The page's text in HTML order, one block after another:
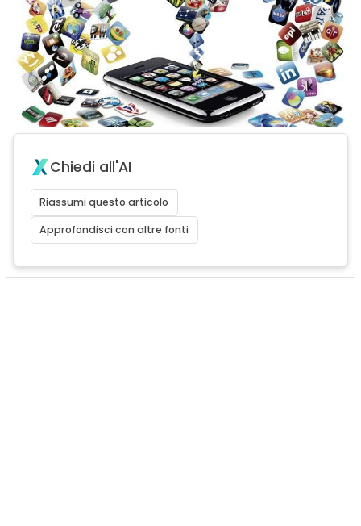
Chiedi all'AI
Riassumi questo articolo
Approfondisci con altre fonti